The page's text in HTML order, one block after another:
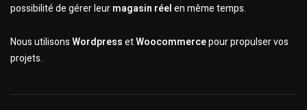
possibilité de gérer leurmagasin réelen même temps.
Nous utilisonsWordpressetWoocommercepour propulser vos
projets.